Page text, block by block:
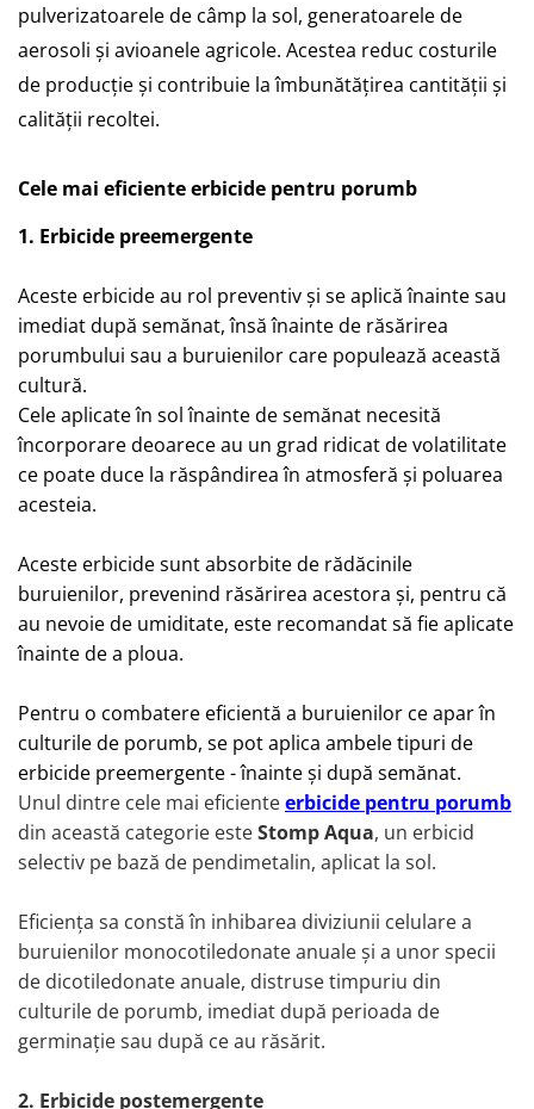
pulverizatoarele de câmp la sol, generatoarele de
aerosoli și avioanele agricole. Acestea reduc costurile
de producție și contribuie la îmbunătățirea cantității și
calității recoltei.
Cele mai eficiente erbicide pentru porumb
1. Erbicide preemergente
Aceste erbicide au rol preventiv și se aplică înainte sau
imediat după semănat, însă înainte de răsărirea
porumbului sau a buruienilor care populează această
cultură.
Cele aplicate în sol înainte de semănat necesită
încorporare deoarece au un grad ridicat de volatilitate
ce poate duce la răspândirea în atmosferă și poluarea
acesteia.
Aceste erbicide sunt absorbite de rădăcinile
buruienilor, prevenind răsărirea acestora și, pentru că
au nevoie de umiditate, este recomandat să fie aplicate
înainte de a ploua.
Pentru o combatere eficientă a buruienilor ce apar în
culturile de porumb, se pot aplica ambele tipuri de
erbicide preemergente - înainte și după semănat.
Unul dintre cele mai eficienteerbicide pentru porumb
din această categorie esteStomp Aqua, un erbicid
selectiv pe bază de pendimetalin, aplicat la sol.
Eficiența sa constă în inhibarea diviziunii celulare a
buruienilor monocotiledonate anuale şi a unor specii
de dicotiledonate anuale, distruse timpuriu din
culturile de porumb, imediat după perioada de
germinație sau după ce au răsărit.
2. Erbicide postemergente